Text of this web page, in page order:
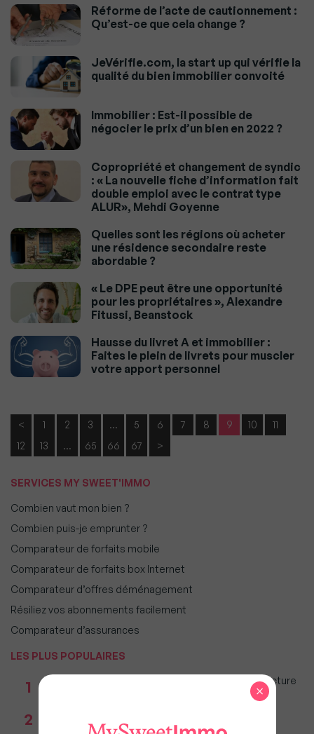
Réforme de l’acte de cautionnement :
Qu’est-ce que cela change ?
JeVérifie.com, la start up qui vérifie la
qualité du bien immobilier convoité
Immobilier : Est-il possible de
négocier le prix d’un bien en 2022 ?
Copropriété et changement de syndic
: « La nouvelle fiche d’information fait
double emploi avec le contrat type
ALUR», Mehdi Goyenne
Quelles sont les régions où acheter
une résidence secondaire reste
abordable ?
« Le DPE peut être une opportunité
pour les propriétaires », Alexandre
Fitussi, Beanstock
Hausse du livret A et immobilier :
Faites le plein de livrets pour muscler
votre apport personnel
< 1 2 3 … 5 6 7 8 9 10
11
12
13 … 65 66 67 >
SERVICES MY SWEET'IMMO
Combien vaut mon bien ?
Combien puis-je emprunter ?
Comparateur de forfaits mobile
Comparateur de forfaits box Internet
Comparateur d’offres déménagement
Résiliez vos abonnements facilement
Comparateur d’assurances
LES PLUS POPULAIRES
1
Taxe foncière 2026 : Ces grandes villes où la facture
2
millions d'euros de chiffre d'affaires
×